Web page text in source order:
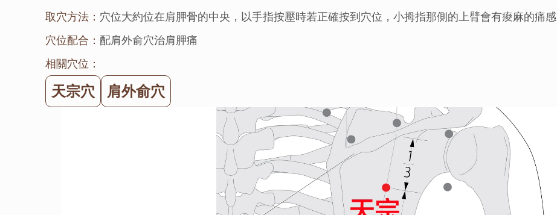
取穴方法： 穴位大約位在肩胛骨的中央，以手指按壓時若正確按到穴位，小拇指那側的上臂會有痠麻的痛感
穴位配合： 配肩外俞穴治肩胛痛
相關穴位：
天宗穴 肩外俞穴